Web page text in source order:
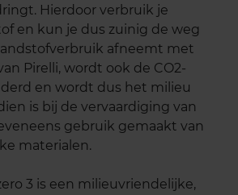
Hierdoor verbruik je
en kun je dus zuinig de weg
afneemt met
Pirelli, wordt ook de CO2-
en wordt dus het milieu
is bij de vervaardiging van
gebruik gemaakt van
materialen.
3 is een milieuvriendelijke,